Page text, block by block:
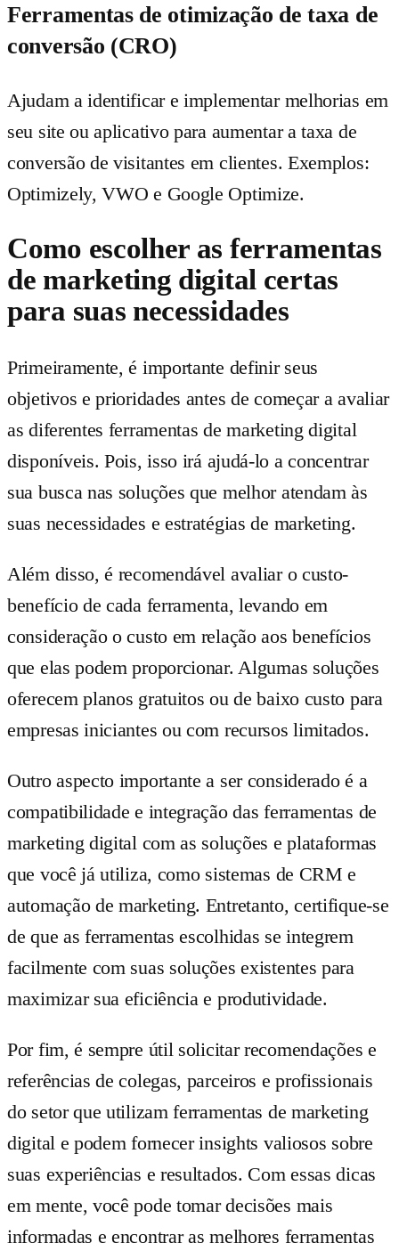
Ferramentas de otimização de taxa de
conversão (CRO)
Ajudam a identificar e implementar melhorias em
seu site ou aplicativo para aumentar a taxa de
conversão de visitantes em clientes. Exemplos:
Optimizely, VWO e Google Optimize.
Como escolher as ferramentas
de marketing digital certas
para suas necessidades
Primeiramente, é importante definir seus
objetivos e prioridades antes de começar a avaliar
as diferentes ferramentas de marketing digital
disponíveis. Pois, isso irá ajudá-lo a concentrar
sua busca nas soluções que melhor atendam às
suas necessidades e estratégias de marketing.
Além disso, é recomendável avaliar o custo-
benefício de cada ferramenta, levando em
consideração o custo em relação aos benefícios
que elas podem proporcionar. Algumas soluções
oferecem planos gratuitos ou de baixo custo para
empresas iniciantes ou com recursos limitados.
Outro aspecto importante a ser considerado é a
compatibilidade e integração das ferramentas de
marketing digital com as soluções e plataformas
que você já utiliza, como sistemas de CRM e
automação de marketing. Entretanto, certifique-se
de que as ferramentas escolhidas se integrem
facilmente com suas soluções existentes para
maximizar sua eficiência e produtividade.
Por fim, é sempre útil solicitar recomendações e
referências de colegas, parceiros e profissionais
do setor que utilizam ferramentas de marketing
digital e podem fornecer insights valiosos sobre
suas experiências e resultados. Com essas dicas
em mente, você pode tomar decisões mais
informadas e encontrar as melhores ferramentas